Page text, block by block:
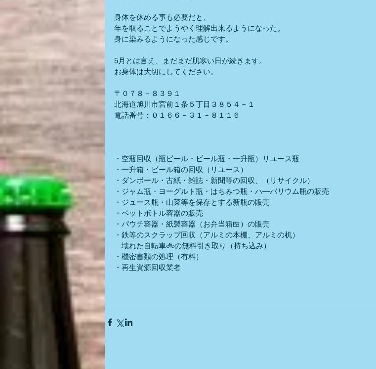
身体を休める事も必要だと、
年を取ることでようやく理解出来るようになった。
身に染みるようになった感じです。
5月とは言え、まだまだ肌寒い日が続きます。
お身体は大切にしてください。
〒０７８－８３９１
北海道旭川市宮前１条５丁目３８５４－１
電話番号：０１６６－３１－８１１６
・空瓶回収（瓶ビール・ビール瓶・一升瓶）リユース瓶
・一升箱・ビール箱の回収（リユース）
・ダンボール・古紙・雑誌・新聞等の回収、（リサイクル）
・ジャム瓶・ヨーグルト瓶・はちみつ瓶・ハ―バリウム瓶の販売
・ジュース瓶・山菜等を保存とする新瓶の販売
・ペットボトル容器の販売
・パウチ容器・紙製容器（お弁当箱🍱）の販売
・鉄等のスクラップ回収（アルミの本棚、アルミの机）
壊れた自転車🚲の無料引き取り（持ち込み）
・機密書類の処理（有料）
・再生資源回収業者